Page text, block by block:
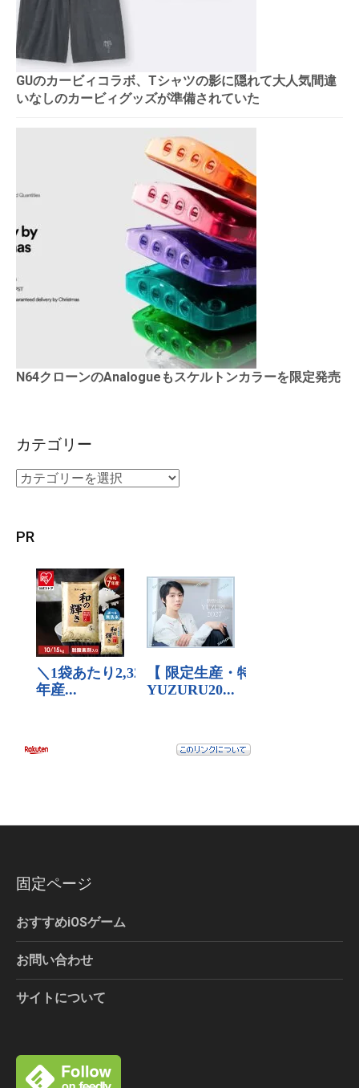
GUのカービィコラボ、Tシャツの影に隠れて大人気間違
いなしのカービィグッズが準備されていた
N64クローンのAnalogueもスケルトンカラーを限定発売
カテゴリー
PR
固定ページ
おすすめiOSゲーム
お問い合わせ
サイトについて